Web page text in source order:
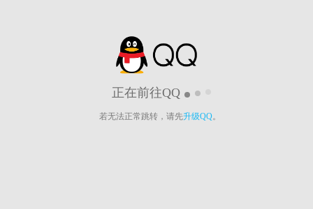
正在前往QQ
若无法正常跳转，请先升级QQ。